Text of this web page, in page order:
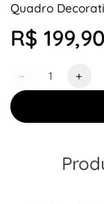
Quadro
R$ 199,90
− +